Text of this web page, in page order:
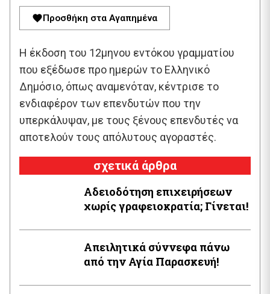
Προσθήκη στα Αγαπημένα
Η έκδοση του 12μηνου εντόκου γραμματίου
που εξέδωσε προ ημερών το Ελληνικό
Δημόσιο, όπως αναμενόταν, κέντρισε το
ενδιαφέρον των επενδυτών που την
υπερκάλυψαν, με τους ξένους επενδυτές να
αποτελούν τους απόλυτους αγοραστές.
σχετικά άρθρα
Αδειοδότηση επιχειρήσεων
χωρίς γραφειοκρατία; Γίνεται!
Απειλητικά σύννεφα πάνω
από την Αγία Παρασκευή!